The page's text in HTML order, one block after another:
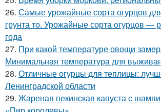
26. Самые урожайные сорта огурцов
грунта то. Урожайные сорта огурцов —
года
27. При какой температуре овощи
Минимальная температура для
28. Отличные огурцы для теплицы:
Ленинградской области
29. Жареная пекинская капуста с